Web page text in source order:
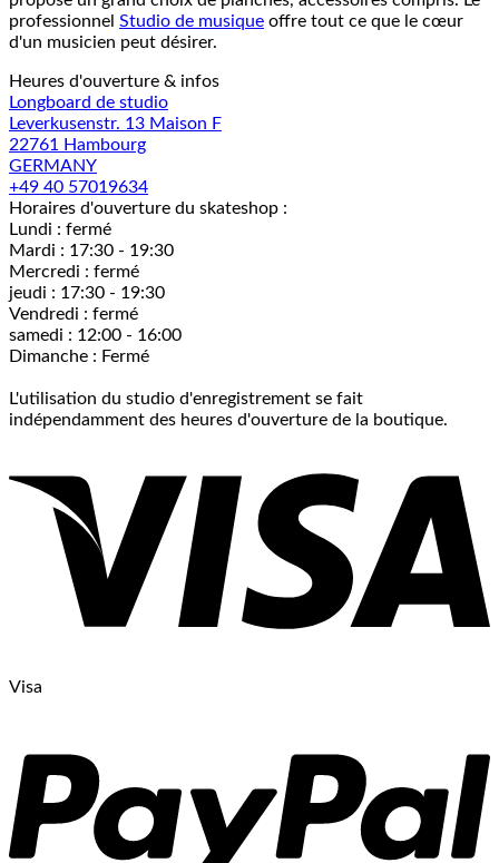
professionnel Studio de musique offre tout ce que le cœur
d'un musicien peut désirer.
Heures d'ouverture & infos
Longboard de studio
Leverkusenstr. 13 Maison F
22761 Hambourg
GERMANY
+49 40 57019634
Horaires d'ouverture du skateshop :
Lundi : fermé
Mardi : 17:30 - 19:30
Mercredi : fermé
jeudi : 17:30 - 19:30
Vendredi : fermé
samedi : 12:00 - 16:00
Dimanche : Fermé
L'utilisation du studio d'enregistrement se fait
indépendamment des heures d'ouverture de la boutique.
Visa